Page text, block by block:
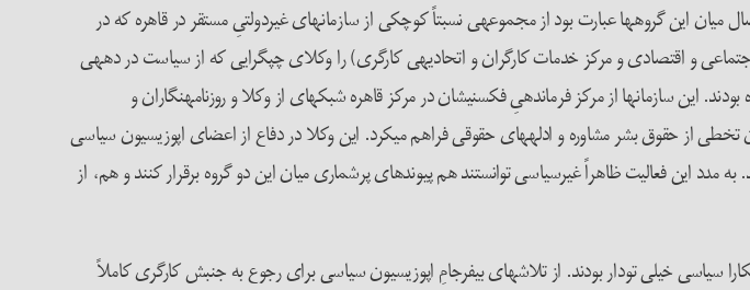
نقطه­ی اتصال میان این گروه­ها عبارت بود از مجموعه­ی نسبتاً کوچکی از سازمان­های غیردولتیِ مستقر در قاهره که در
و اقتصادی و مرکز خدمات کارگران و اتحادیه­ی کارگری) را وکلای چپ­گرایی که از سیاست در دهه­ی
این سازمان­ها از مرکز فرماندهیِ فکسنی­شان در مرکز قاهره شبکه­ای از وکلا و روزنامه­نگاران و
تخطی از حقوق بشر مشاوره و ادله­های حقوقی فراهم می­کرد. این وکلا در دفاع از اعضای اپوزیسیون سیاسی
این فعالیت ظاهراً غیرسیاسی توانستند هم پیوندهای پرشماری میان این دو گروه برقرار کنند و هم، از
آشکارا سیاسی خیلی تودار بودند. از تلاش­های بی­فرجامِ اپوزیسیون سیاسی برای رجوع به جنبش کارگری کاملاً